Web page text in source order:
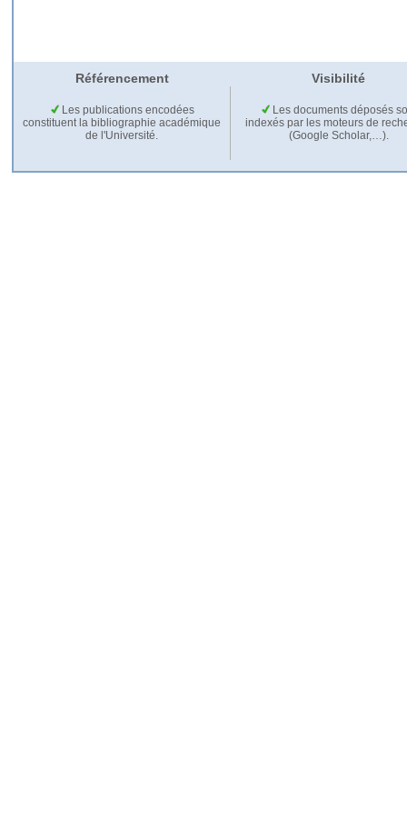
Référencement Visibilité
Les publications encodées
constituent la bibliographie académique
de l'Université.
Les documents déposés
indexés par les moteurs de
(Google Scholar,…).